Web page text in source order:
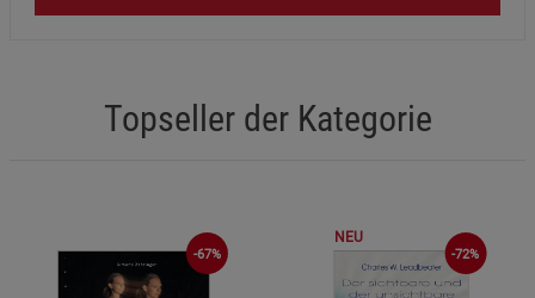
Topseller der Kategorie
-67%
NEU
-72%